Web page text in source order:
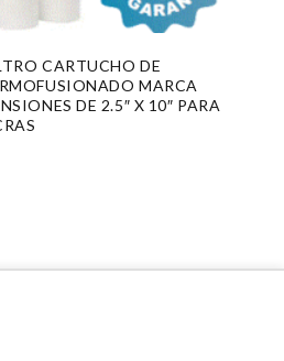
CARTUCHO DE
MARCA
DE 2.5″ X 10″ PARA